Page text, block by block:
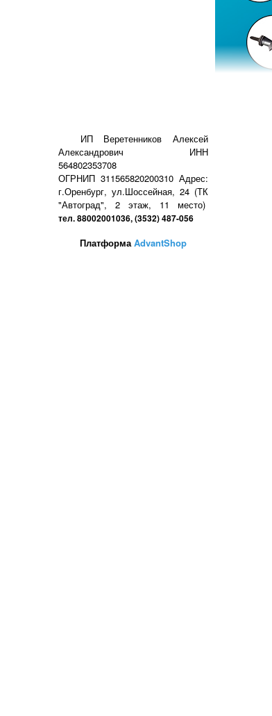
ИП Веретенников Алексей
Александрович ИНН
564802353708
ОГРНИП 311565820200310 Адрес:
г.Оренбург, ул.Шоссейная, 24 (ТК
"Автоград", 2 этаж, 11 место)
тел. 88002001036, (3532) 487-056
ПлатформаAdvantShop